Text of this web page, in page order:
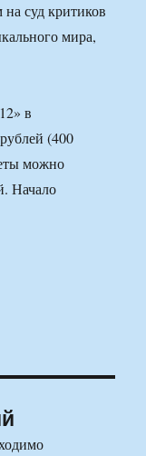
суд критиков
мира,
в
(400
можно
Начало